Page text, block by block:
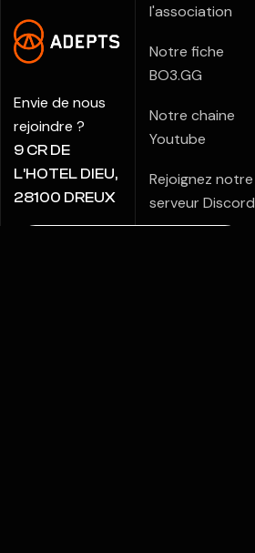
Envie de nous
rejoindre ?
9 CR DE
L’HOTEL DIEU,
28100 DREUX
l'association
Notre fiche
BO3.GG
Notre chaine
Youtube
Rejoignez notre
serveur Discord